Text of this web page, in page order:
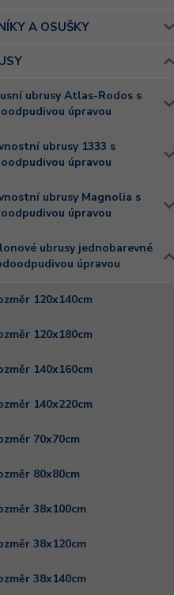
A OSUŠKY
ubrusy Atlas-Rodos s
úpravou
ubrusy 1333 s
úpravou
ubrusy Magnolia s
úpravou
ubrusy jednobarevné
úpravou
120x140cm
120x180cm
140x160cm
140x220cm
70x70cm
80x80cm
38x100cm
38x120cm
38x140cm